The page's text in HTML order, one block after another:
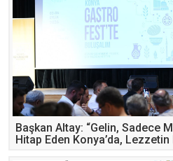
Başkan Altay: “Gelin, Sadece
Hitap Eden Konya’da, Lezzetin